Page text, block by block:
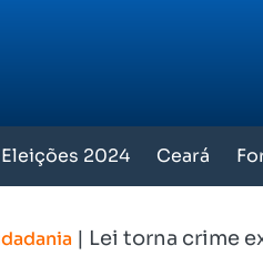
Eleições 2024 Ceará
| Lei torna crime